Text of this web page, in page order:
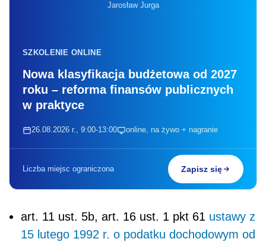
Jarosław Jurga
SZKOLENIE ONLINE
Nowa klasyfikacja budżetowa od 2027
roku – reforma finansów publicznych
w praktyce
26.08.2026 r., 9:00-13:00 online, na żywo + nagranie
Liczba miejsc ograniczona Zapisz się
art. 11 ust. 5b, art. 16 ust. 1 pkt 61 ustawy z
15 lutego 1992 r. o podatku dochodowym od